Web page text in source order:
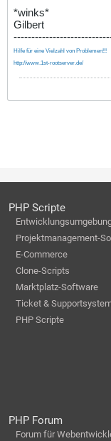
*winks*
Gilbert
Hilfe für eine Vielzahl von Problemen!!!
http://www.1st-rootserver.de/
PHP Scripte
Projektmanagement-
E-Commerce
Clone-Scripts
Marktplatz-Software
Ticket &
PHP Scripte
PHP Forum
Forum für